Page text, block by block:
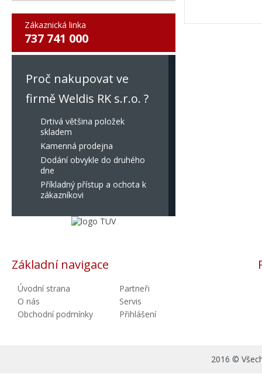
Zákaznická linka
737 741 000
Proč nakupovat ve
firmě Weldis RK s.r.o. ?
Drtivá většina položek
skladem
Kamenná prodejna
Dodání obvykle do druhého
dne
Příkladný přístup a ochota k
zákazníkovi
Základní navigace
Úvodní strana
O nás
Obchodní podmínky
Partneři
Servis
Přihlášení
2016 ©